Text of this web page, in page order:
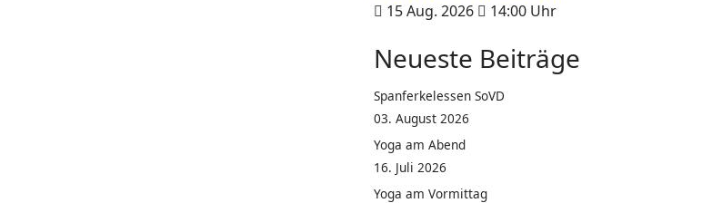
15 Aug. 2026
14:00 Uhr
Neueste Beiträge
Spanferkelessen SoVD
03. August 2026
Yoga am Abend
16. Juli 2026
Yoga am Vormittag